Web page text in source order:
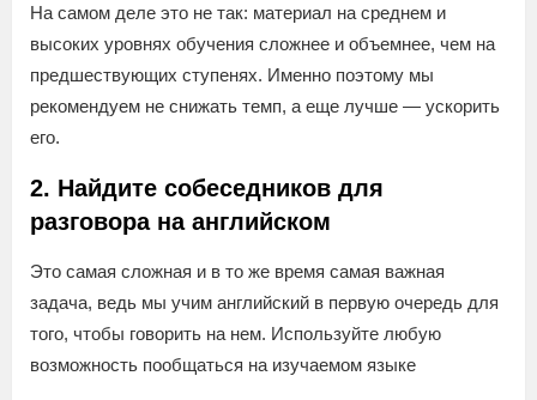
На самом деле это не так: материал на среднем и
высоких уровнях обучения сложнее и объемнее, чем на
предшествующих ступенях. Именно поэтому мы
рекомендуем не снижать темп, а еще лучше — ускорить
его.
2. Найдите собеседников для
разговора на английском
Это самая сложная и в то же время самая важная
задача, ведь мы учим английский в первую очередь для
того, чтобы говорить на нем. Используйте любую
возможность пообщаться на изучаемом языке